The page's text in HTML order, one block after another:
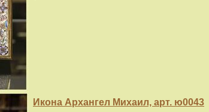
Икона Архангел Михаил, арт. ю0043